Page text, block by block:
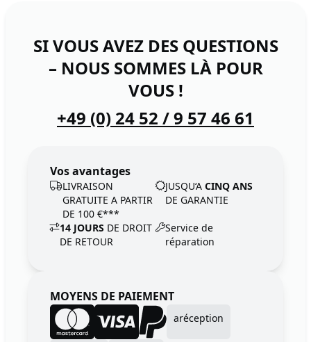
SI VOUS AVEZ DES QUESTIONS
– NOUS SOMMES LÀ POUR
VOUS !
+49 (0) 24 52 / 9 57 46 61
Vos avantages
LIVRAISON
GRATUITE A PARTIR
DE 100 €***
JUSQU‘A CINQ ANS
DE GARANTIE
14 JOURS DE DROIT
DE RETOUR
Service de
réparation
MOYENS DE PAIEMENT
aréception